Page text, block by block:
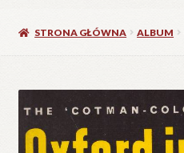
STRONA GŁÓWNA ALBUM